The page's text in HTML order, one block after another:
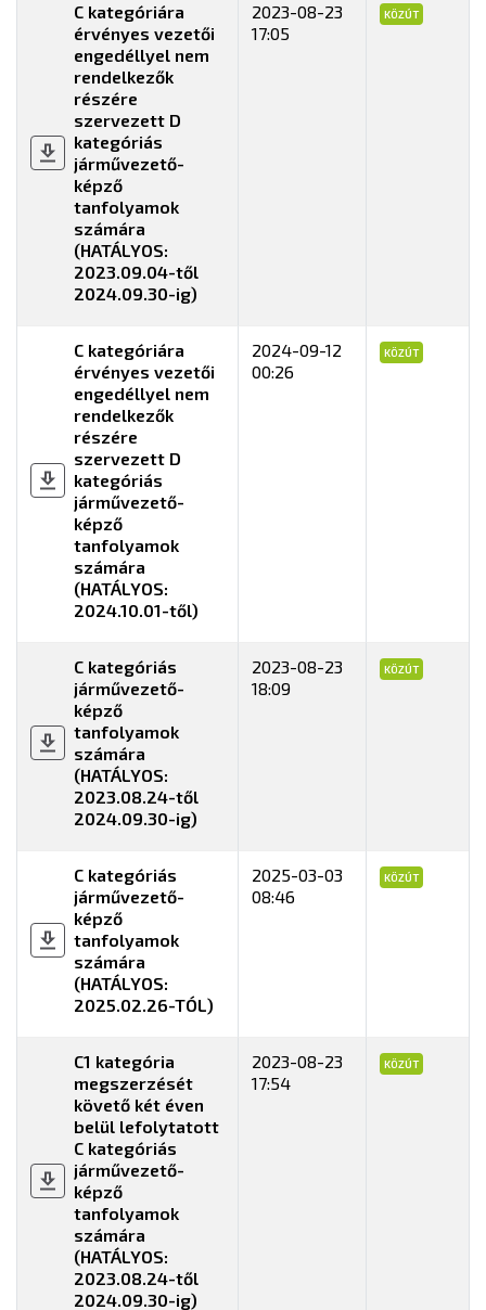
C kategóriára
érvényes vezetői
engedéllyel nem
rendelkezők
részére
szervezett D
kategóriás
járművezető-
képző
tanfolyamok
számára
(HATÁLYOS:
2023.09.04-től
2024.09.30-ig)
2023-08-23
17:05
KÖZÚT
C kategóriára
érvényes vezetői
engedéllyel nem
rendelkezők
részére
szervezett D
kategóriás
járművezető-
képző
tanfolyamok
számára
(HATÁLYOS:
2024.10.01-től)
2024-09-12
00:26
KÖZÚT
C kategóriás
járművezető-
képző
tanfolyamok
számára
(HATÁLYOS:
2023.08.24-től
2024.09.30-ig)
2023-08-23
18:09
KÖZÚT
C kategóriás
járművezető-
képző
tanfolyamok
számára
(HATÁLYOS:
2025.02.26-TÓL)
2025-03-03
08:46
KÖZÚT
C1 kategória
megszerzését
követő két éven
belül lefolytatott
C kategóriás
járművezető-
képző
tanfolyamok
számára
(HATÁLYOS:
2023.08.24-től
2024.09.30-ig)
2023-08-23
17:54
KÖZÚT